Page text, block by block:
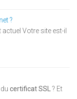
?
Votre site est-il
certificat SSL
? Et